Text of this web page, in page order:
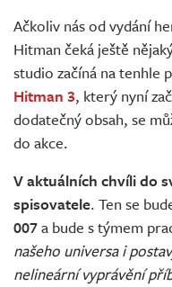
Živě
Ačkoliv nás od vydání
Hitman čeká ještě
studio začíná na tenhle
Hitman 3, který nyní
dodatečný obsah, se
do akce.
V aktuálních chvíli do
spisovatele. Ten se
007a bude s týmem
našeho universa i
nelineární vyprávění